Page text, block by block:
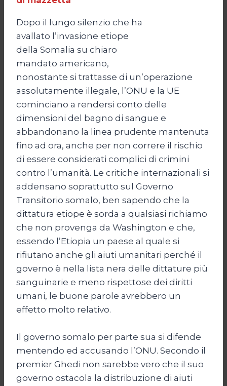
Dopo il lungo silenzio che ha
avallato l’invasione etiope
della Somalia su chiaro
mandato americano,
nonostante si trattasse di un’operazione
assolutamente illegale, l’ONU e la UE
cominciano a rendersi conto delle
dimensioni del bagno di sangue e
abbandonano la linea prudente mantenuta
fino ad ora, anche per non correre il rischio
di essere considerati complici di crimini
contro l’umanità. Le critiche internazionali si
addensano soprattutto sul Governo
Transitorio somalo, ben sapendo che la
dittatura etiope è sorda a qualsiasi richiamo
che non provenga da Washington e che,
essendo l’Etiopia un paese al quale si
rifiutano anche gli aiuti umanitari perché il
governo è nella lista nera delle dittature più
sanguinarie e meno rispettose dei diritti
umani, le buone parole avrebbero un
effetto molto relativo.
Il governo somalo per parte sua si difende
mentendo ed accusando l’ONU. Secondo il
premier Ghedi non sarebbe vero che il suo
governo ostacola la distribuzione di aiuti